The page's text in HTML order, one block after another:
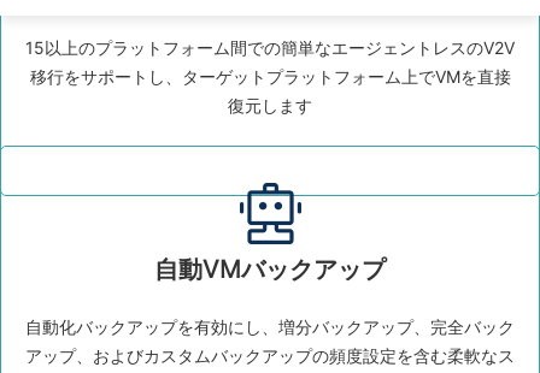
15以上のプラットフォーム間での簡単なエージェントレスのV2V
移行をサポートし、ターゲットプラットフォーム上でVMを直接
復元します
自動VMバックアップ
自動化バックアップを有効にし、増分バックアップ、完全バック
アップ、およびカスタムバックアップの頻度設定を含む柔軟なス